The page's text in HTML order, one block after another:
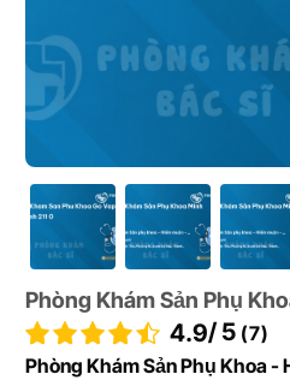
Phòng Khám Sản Phụ
4.9/ 5 (7)
Phòng Khám Sản Phụ Khoa -